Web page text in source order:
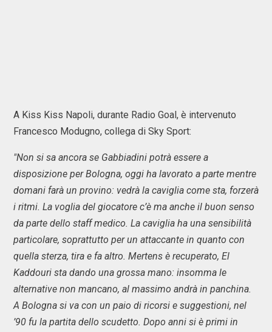
A Kiss Kiss Napoli, durante Radio Goal, è intervenuto
Francesco Modugno, collega di Sky Sport:
"Non si sa ancora se Gabbiadini potrà essere a
disposizione per Bologna, oggi ha lavorato a parte mentre
domani farà un provino: vedrà la caviglia come sta, forzerà
i ritmi. La voglia del giocatore c’è ma anche il buon senso
da parte dello staff medico. La caviglia ha una sensibilità
particolare, soprattutto per un attaccante in quanto con
quella sterza, tira e fa altro. Mertens è recuperato, El
Kaddouri sta dando una grossa mano: insomma le
alternative non mancano, al massimo andrà in panchina.
A Bologna si va con un paio di ricorsi e suggestioni, nel
’90 fu la partita dello scudetto. Dopo anni si è primi in